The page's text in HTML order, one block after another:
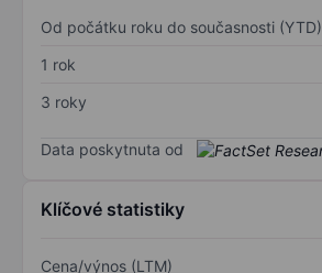
Od počátku roku do současnosti (YTD)
1 rok
3 roky
Data poskytnuta od
Klíčové statistiky
Cena/výnos (LTM)